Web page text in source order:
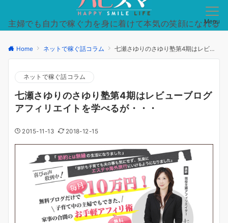
主婦でも自力で稼ぐ力を身に着けて本気の笑顔になれる
Menu
Home ネットで稼ぐ話コラム 七瀬さゆりのさゆり塾第4期はレビューブログアフィリエイトを学べるが・・・
ネットで稼ぐ話コラム
七瀬さゆりのさゆり塾第4期はレビューブログ
アフィリエイトを学べるが・・・
2015-11-13 2018-12-15